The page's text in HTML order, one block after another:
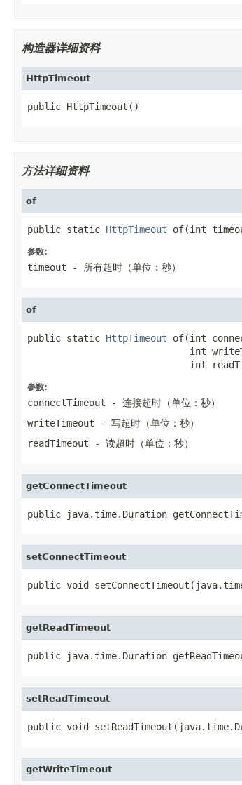
构造器详细资料
HttpTimeout
public HttpTimeout()
方法详细资料
of
public static HttpTimeout of(int
参数:
timeout - 所有超时（单位：秒）
of
public static HttpTimeout of(int
int
int
参数:
connectTimeout - 连接超时（单位：秒）
writeTimeout - 写超时（单位：秒）
readTimeout - 读超时（单位：秒）
getConnectTimeout
public java.time.Duration
setConnectTimeout
public void
getReadTimeout
public java.time.Duration
setReadTimeout
public void
getWriteTimeout